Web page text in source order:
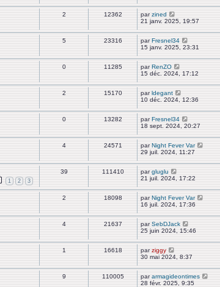
2 12362 parzined
21 janv. 2025, 19:57
5 23316 parFresnel34
15 janv. 2025, 23:31
0 11285 parRenZO
15 déc. 2024, 17:12
2 15170 parldegant
10 déc. 2024, 12:36
0 13282 parFresnel34
18 sept. 2024, 20:27
4 24571 parNight Fever Var
29 juil. 2024, 11:27
1 2 3
39 111410 pargluglu
21 juil. 2024, 17:22
2 18098 parNight Fever Var
16 juil. 2024, 17:36
4 21637 parSebDJack
25 juin 2024, 15:46
1 16618 parziggy
30 mai 2024, 8:37
9 110005 pararmagideontimes
28 févr. 2025, 9:35